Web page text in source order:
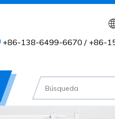
+86-138-6499-6670 / +86-